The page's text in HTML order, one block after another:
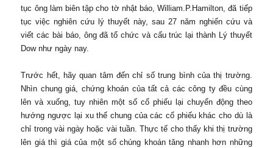
tục ông làm biên tập cho tờ nhật báo, William.P.Hamilton, đã tiếp
tục việc nghiên cứu lý thuyết này, sau 27 năm nghiến cứu và
viết các bài báo, ông đã tổ chức và cấu trúc lại thành Lý thuyết
Dow như ngày nay.
Trước hết, hãy quan tâm đến chỉ số trung bình của thị trường.
Nhìn chung giá, chứng khoán của tất cả các công ty đều cùng
lên và xuống, tuy nhiên một số cổ phiếu lại chuyển động theo
hướng ngược lại xu thế chung của các cổ phiếu khác cho dù là
chỉ trong vài ngày hoặc vài tuần. Thực tế cho thấy khi thị trường
lên giá thì giá của một số chúng khoán tăng nhanh hơn những